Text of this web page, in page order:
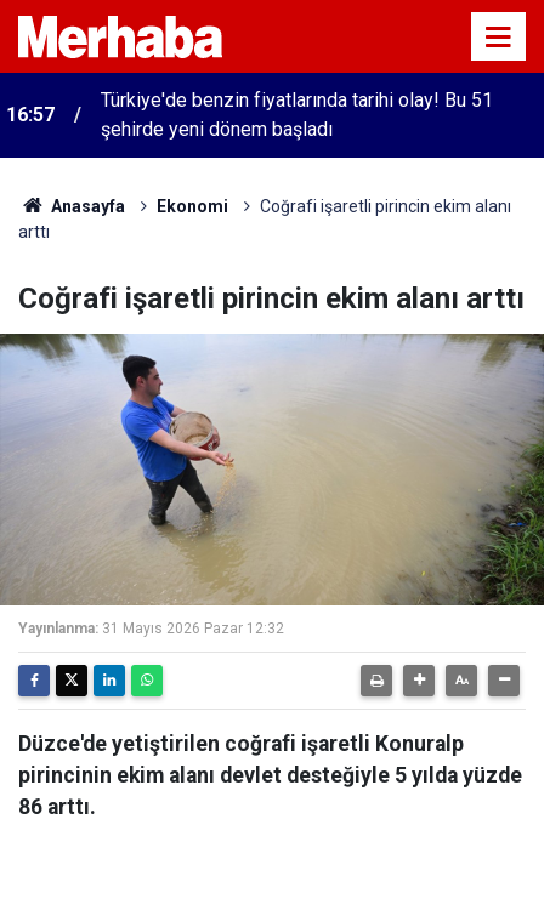
16:57
Türkiye'de benzin fiyatlarında tarihi olay! Bu 51
şehirde yeni dönem başladı
Anasayfa Ekonomi
Coğrafi işaretli pirincin ekim alanı
arttı
Coğrafi işaretli pirincin ekim alanı arttı
Yayınlanma: 31 Mayıs 2026 Pazar 12:32
Düzce'de yetiştirilen coğrafi işaretli Konuralp
pirincinin ekim alanı devlet desteğiyle 5 yılda yüzde
86 arttı.